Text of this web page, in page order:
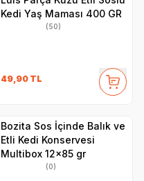
Kedi Yaş Maması 400 GR
(50)
49,90 TL
Bozita Sos İçinde Balık ve
Etli Kedi Konservesi
Multibox 12x85 gr
(0)